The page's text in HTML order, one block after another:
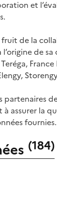
et
fruit de la
de
partenaires
à assurer la
fournies.
(184)